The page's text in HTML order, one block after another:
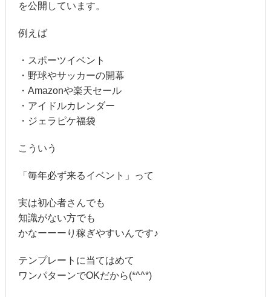
を公開しています。
例えば
・スポーツイベント
・野球やサッカーの開幕
・Amazonや楽天セール
・アイドルカレンダー
・ジェラピケ福袋
こういう
「毎年必ず来るイベント」って
実は初心者さんでも
知識がない方でも
かなーーーり稼ぎやすいんです♪
テンプレートに当てはめて
ワンパターンでOKだから(*^^*)